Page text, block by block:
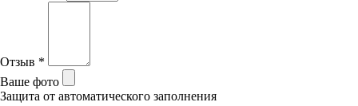
Отзыв *
Ваше фото
Защита от автоматического заполнения